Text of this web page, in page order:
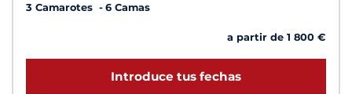
3 Camarotes
6 Camas
a partir de 1 800 €
Introduce tus fechas